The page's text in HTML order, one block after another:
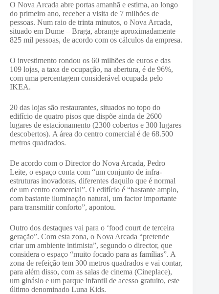
O Nova Arcada abre portas amanhã e estima, ao longo
do primeiro ano, receber a visita de 7 milhões de
pessoas. Num raio de trinta minutos, o Nova Arcada,
situado em Dume – Braga, abrange aproximadamente
825 mil pessoas, de acordo com os cálculos da empresa.
O investimento rondou os 60 milhões de euros e das
109 lojas, a taxa de ocupação, na abertura, é de 96%,
com uma percentagem considerável ocupada pelo
IKEA.
20 das lojas são restaurantes, situados no topo do
edifício de quatro pisos que dispõe ainda de 2600
lugares de estacionamento (2300 cobertos e 300 lugares
descobertos). A área do centro comercial é de 68.500
metros quadrados.
De acordo com o Director do Nova Arcada, Pedro
Leite, o espaço conta com “um conjunto de infra-
estruturas inovadoras, diferentes daquilo que é normal
de um centro comercial”. O edifício é “bastante amplo,
com bastante iluminação natural, um factor importante
para transmitir conforto”, apontou.
Outro dos destaques vai para o ‘food court de terceira
geração”. Com esta zona, o Nova Arcada “pretende
criar um ambiente intimista”, segundo o director, que
considera o espaço “muito focado para as famílias”. A
zona de refeição tem 300 metros quadrados e vai contar,
para além disso, com as salas de cinema (Cineplace),
um ginásio e um parque infantil de acesso gratuito, este
último denominado Luna Kids.